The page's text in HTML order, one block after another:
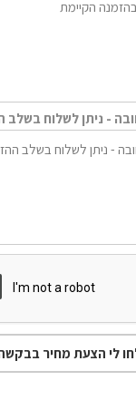
- ניתן לשלוח בשלב
לי הצעת מחיר